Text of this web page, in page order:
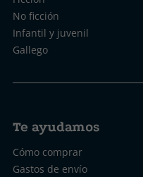
No ficción
Infantil y juvenil
Gallego
Te ayudamos
Cómo comprar
Gastos de envío